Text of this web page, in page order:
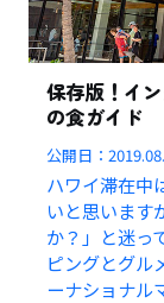
保存版！イ
の食ガイド
公開日：
ハワイ滞在中
いと思います
か？」と迷っ
ピングとグル
ーナショナル